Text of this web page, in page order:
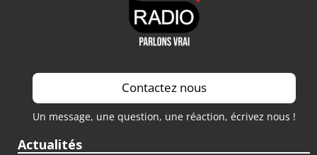
Contactez nous
Un message, une question, une réaction, écrivez nous !
Actualités